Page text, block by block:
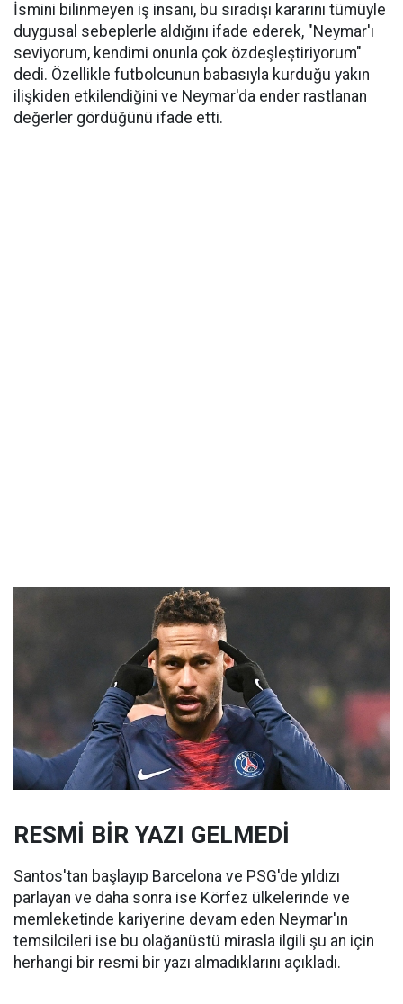
İsmini bilinmeyen iş insanı, bu sıradışı kararını tümüyle
duygusal sebeplerle aldığını ifade ederek, "Neymar'ı
seviyorum, kendimi onunla çok özdeşleştiriyorum"
dedi. Özellikle futbolcunun babasıyla kurduğu yakın
ilişkiden etkilendiğini ve Neymar'da ender rastlanan
değerler gördüğünü ifade etti.
RESMİ BİR YAZI GELMEDİ
Santos'tan başlayıp Barcelona ve PSG'de yıldızı
parlayan ve daha sonra ise Körfez ülkelerinde ve
memleketinde kariyerine devam eden Neymar'ın
temsilcileri ise bu olağanüstü mirasla ilgili şu an için
herhangi bir resmi bir yazı almadıklarını açıkladı.